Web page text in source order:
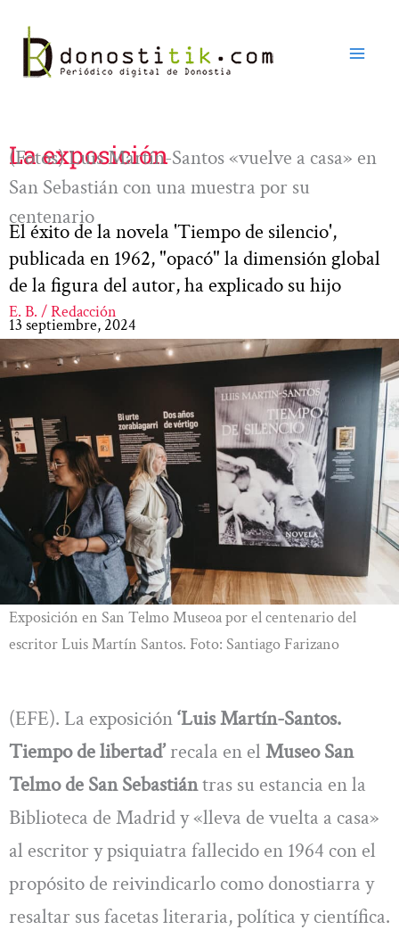
contenido
La exposición
(Fotos) Luis Martín-Santos «vuelve a casa» en
San Sebastián con una muestra por su
centenario
El éxito de la novela 'Tiempo de silencio',
publicada en 1962, "opacó" la dimensión global
de la figura del autor, ha explicado su hijo
E. B. / Redacción
13 septiembre, 2024
Exposición en San Telmo Museoa por el centenario del
escritor Luis Martín Santos. Foto: Santiago Farizano
(EFE). La exposición‘Luis Martín-Santos.
Tiempo de libertad’recala en el Museo San
Telmo de San Sebastiántras su estancia en la
Biblioteca de Madrid y «lleva de vuelta a casa»
al escritor y psiquiatra fallecido en 1964 con el
propósito de reivindicarlo como donostiarra y
resaltar sus facetas literaria, política y científica.